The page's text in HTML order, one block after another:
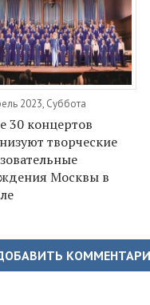
2023, Суббота
30 концертов
творческие
Москвы в